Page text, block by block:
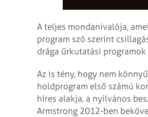
A teljes mondanivalója,
program szó szerint
drága űrkutatási
Az is tény, hogy nem
holdprogram első számú
híres alakja, a nyilvános
Armstrong 2012-ben